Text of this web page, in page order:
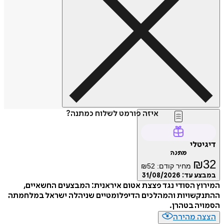
איזה פורמט לשלוח כמתנה?
₪ מחיר קודם: ₪52
עד:31/08/2026
הסודי נגד פצצת אטום איראנית: המבצעים החשאיים,
והמהלכים הדיפלומטיים שניהלה ישראל במלחמתה
בטהרן.
מהירה